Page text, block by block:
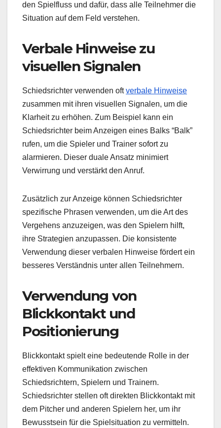
den Spielfluss und dafür, dass alle Teilnehmer die
Situation auf dem Feld verstehen.
Verbale Hinweise zu
visuellen Signalen
Schiedsrichter verwenden oftverbale Hinweise
zusammen mit ihren visuellen Signalen, um die
Klarheit zu erhöhen. Zum Beispiel kann ein
Schiedsrichter beim Anzeigen eines Balks “Balk”
rufen, um die Spieler und Trainer sofort zu
alarmieren. Dieser duale Ansatz minimiert
Verwirrung und verstärkt den Anruf.
Zusätzlich zur Anzeige können Schiedsrichter
spezifische Phrasen verwenden, um die Art des
Vergehens anzuzeigen, was den Spielern hilft,
ihre Strategien anzupassen. Die konsistente
Verwendung dieser verbalen Hinweise fördert ein
besseres Verständnis unter allen Teilnehmern.
Verwendung von
Blickkontakt und
Positionierung
Blickkontakt spielt eine bedeutende Rolle in der
effektiven Kommunikation zwischen
Schiedsrichtern, Spielern und Trainern.
Schiedsrichter stellen oft direkten Blickkontakt mit
dem Pitcher und anderen Spielern her, um ihr
Bewusstsein für die Spielsituation zu vermitteln.